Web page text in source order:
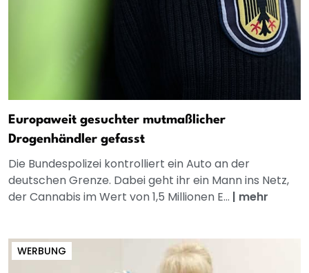
Europaweit gesuchter mutmaßlicher
Drogenhändler gefasst
Die Bundespolizei kontrolliert ein Auto an der
deutschen Grenze. Dabei geht ihr ein Mann ins Netz,
der Cannabis im Wert von 1,5 Millionen E... | mehr
WERBUNG